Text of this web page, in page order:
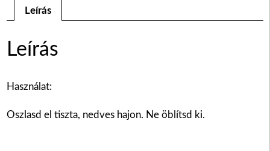
Leírás
Leírás
Használat:
Oszlasd el tiszta, nedves hajon. Ne öblítsd ki.